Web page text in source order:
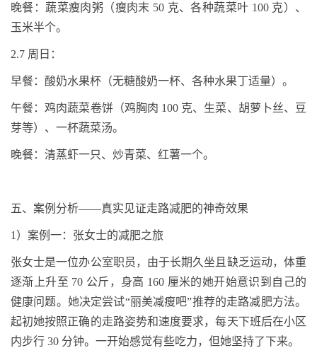
晚餐：蔬菜瘦肉粥（瘦肉末 50 克、各种蔬菜叶 100 克）、
玉米半个。
2.7 周日：
早餐：酸奶水果杯（无糖酸奶一杯、各种水果丁适量）。
午餐：鸡肉蔬菜卷饼（鸡胸肉 100 克、生菜、胡萝卜丝、豆
芽等）、一杯蔬菜汤。
晚餐：清蒸虾一只、炒青菜、红薯一个。
五、案例分析——真实见证走路减肥的神奇效果
1 ）案例一：张女士的减肥之旅
张女士是一位办公室职员，由于长期久坐且缺乏运动，体重
逐渐上升至 70 公斤，身高 160 厘米的她开始意识到自己的
健康问题。她决定尝试“丽美减瘦吧”推荐的走路减肥方法。
起初她按照正确的走路姿势和速度要求，每天下班后在小区
内步行 30 分钟。一开始感觉有些吃力，但她坚持了下来。